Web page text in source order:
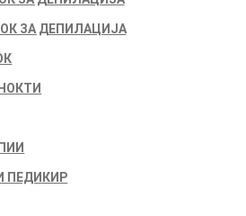
ЗА ДЕПИЛАЦИЈА
ПЕДИКИР